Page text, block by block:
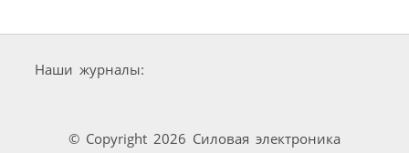
Наши журналы:
© Copyright 2026 Силовая электроника